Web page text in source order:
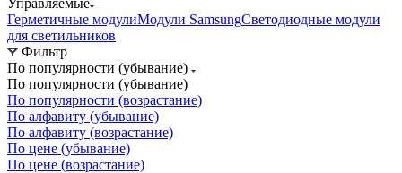
Герметичные модулиМодули SamsungСветодиодные модули
для светильников
Фильтр
По популярности (убывание)
По популярности (убывание)
По популярности (возрастание)
По алфавиту (убывание)
По алфавиту (возрастание)
По цене (убывание)
По цене (возрастание)